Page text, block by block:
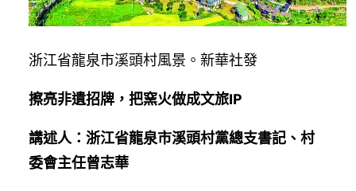
浙江省龍泉市溪頭村風景。新華社發
擦亮非遺招牌，把窯火做成文旅IP
講述人：浙江省龍泉市溪頭村黨總支書記、村
委會主任曾志華